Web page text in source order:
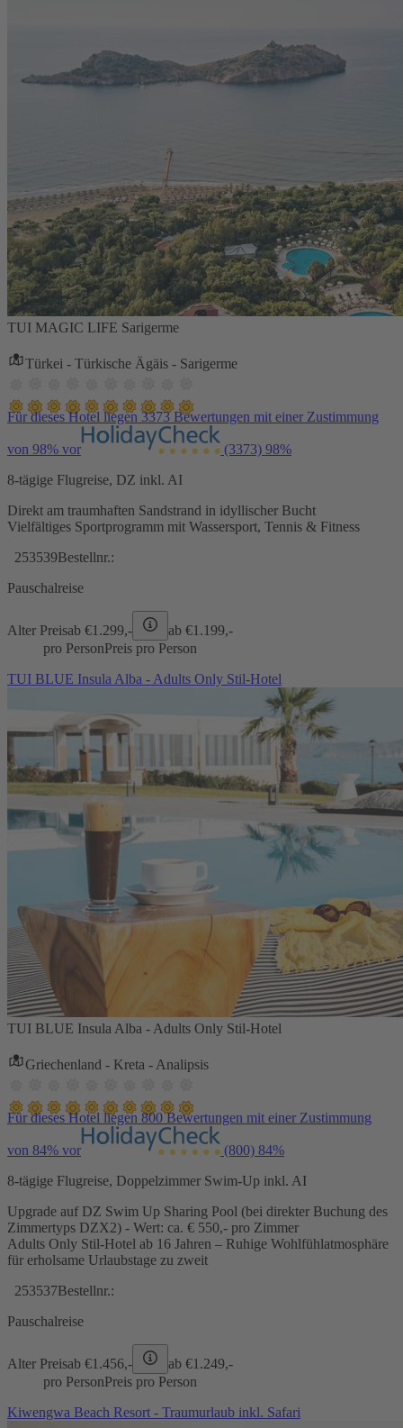
TUI MAGIC LIFE Sarigerme
Türkei - Türkische Ägäis - Sarigerme
Für dieses Hotel liegen 3373 Bewertungen mit einer Zustimmung
von 98% vor (3373) 98%
8-tägige Flugreise, DZ inkl. AI
Direkt am traumhaften Sandstrand in idyllischer Bucht
Vielfältiges Sportprogramm mit Wassersport, Tennis & Fitness
253539Bestellnr.:
Pauschalreise
Alter Preisab €1.299,- ab €1.199,-
pro PersonPreis pro Person
TUI BLUE Insula Alba - Adults Only Stil-Hotel
TUI BLUE Insula Alba - Adults Only Stil-Hotel
Griechenland - Kreta - Analipsis
Für dieses Hotel liegen 800 Bewertungen mit einer Zustimmung
von 84% vor (800) 84%
8-tägige Flugreise, Doppelzimmer Swim-Up inkl. AI
Upgrade auf DZ Swim Up Sharing Pool (bei direkter Buchung des
Zimmertyps DZX2) - Wert: ca. € 550,- pro Zimmer
Adults Only Stil-Hotel ab 16 Jahren – Ruhige Wohlfühlatmosphäre
für erholsame Urlaubstage zu zweit
253537Bestellnr.:
Pauschalreise
Alter Preisab €1.456,- ab €1.249,-
pro PersonPreis pro Person
Kiwengwa Beach Resort - Traumurlaub inkl. Safari